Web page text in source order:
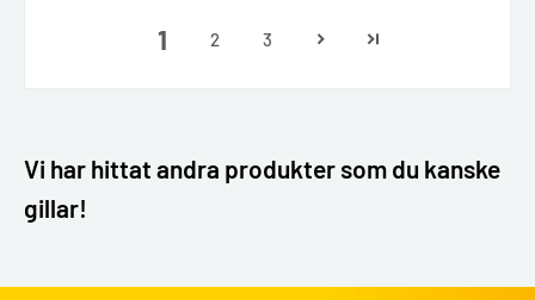
1 2 3
Vi har hittat andra produkter som du kanske
gillar!